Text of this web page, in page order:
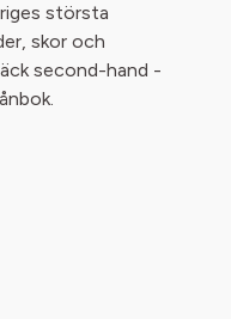
största
skor och
second-hand -